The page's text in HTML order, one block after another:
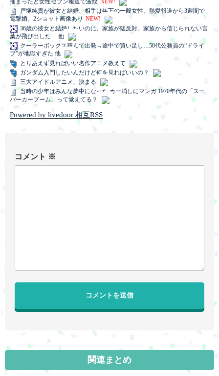
捕まったと女性セブン報道で波紋 NEW!
戸塚純貴が彼女と結婚、相手は年下の一般女性。熱愛報道から3週間で
電撃婚。2ショット画像あり NEW!
36歳の彼女と結婚したいのに、家族が猛反対。家族から信じられない言
葉が飛び出した… 他
クーラーボックス積んで出発→途中で買い足し…50代公務員の“ドライ
ブ”が地獄すぎた 他
とりあえず見ればいい名作アニメ教えて
ガンダム入門したいんだけど何を見ればいいの？
三大アイドルアニメ、決まる
当時の少年はみんな夢中になった カー消しにマンガ 1970年代の「スー
パーカーブーム」って覚えてる？
Powered by livedoor 相互RSS
コメント ※
関連まとめ